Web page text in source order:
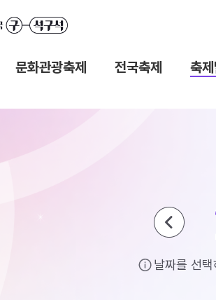
문화관광축제 전국축제 축
날짜를 선